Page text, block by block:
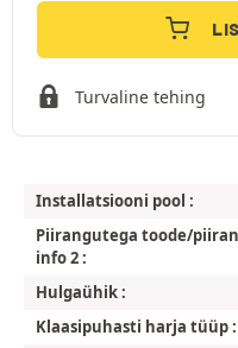
Turvaline tehing
Installatsiooni pool :
Piirangutega toode/
info 2 :
Hulgaühik :
Klaasipuhasti harja tüüp :